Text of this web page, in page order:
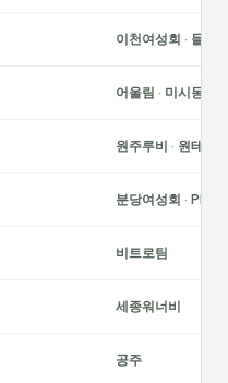
이천여성회 · 들꽃
어울림 · 미시몽
원주루비 · 원테사
분당여성회 ·
비트로팀
세종워너비
공주